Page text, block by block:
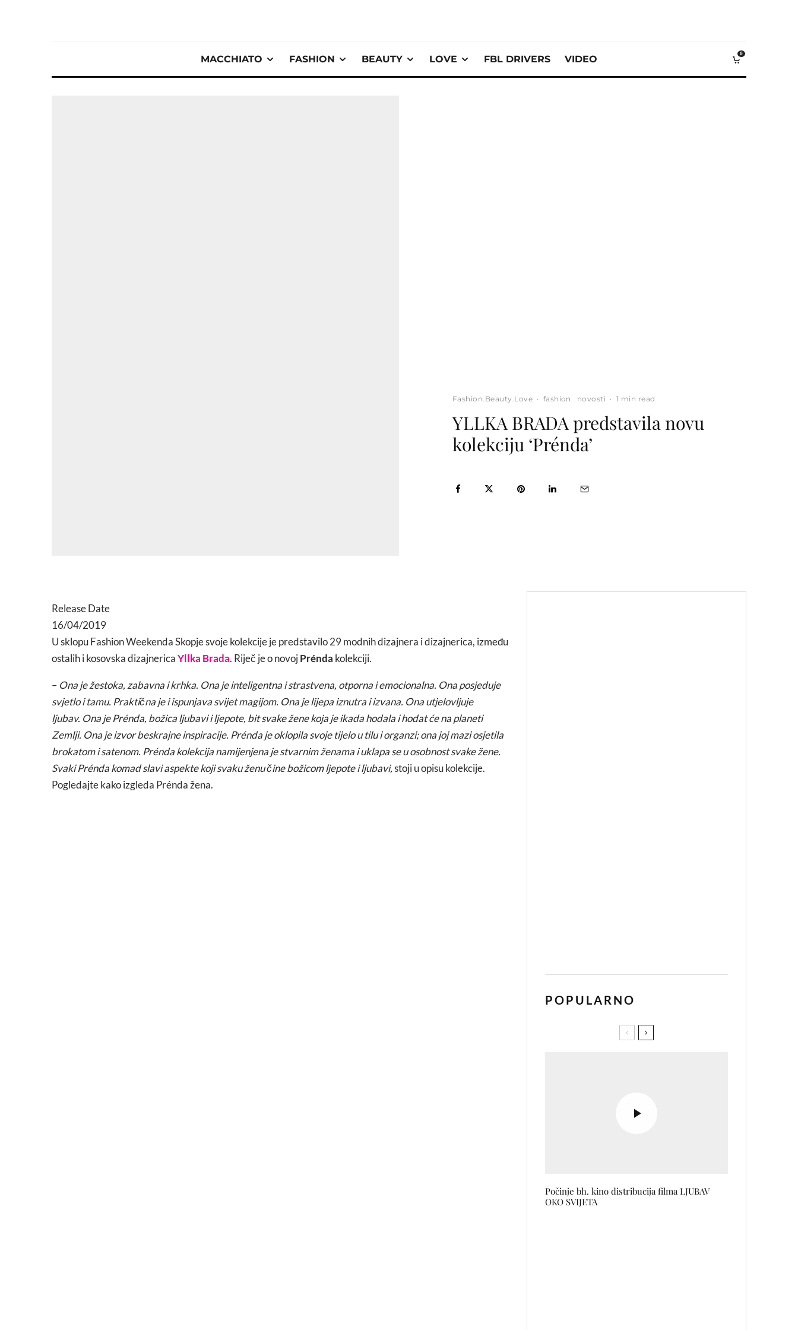
MACCHIATO FASHION BEAUTY LOVE FBL DRIVERS VIDEO 0
Fashion.Beauty.Love · fashion novosti · 1 min read
YLLKA BRADA predstavila novu
kolekciju ‘Prénda’
Release Date
16/04/2019
U sklopu Fashion Weekenda Skopje svoje kolekcije je predstavilo 29 modnih dizajnera i dizajnerica, između
ostalih i kosovska dizajnericaYllka Brada. Riječ je o novojPrénda kolekciji.
– Ona je žestoka, zabavna i krhka. Ona je inteligentna i strastvena, otporna i emocionalna. Ona posjeduje
svjetlo i tamu. Praktična je i ispunjava svijet magijom. Ona je lijepa iznutra i izvana. Ona utjelovljuje
ljubav. Ona je Prénda, božica ljubavi i ljepote, bit svake žene koja je ikada hodala i hodat će na planeti
Zemlji. Ona je izvor beskrajne inspiracije. Prénda je oklopila svoje tijelo u tilu i organzi; ona joj mazi osjetila
brokatom i satenom. Prénda kolekcija namijenjena je stvarnim ženama i uklapa se u osobnost svake žene.
Svaki Prénda komad slavi aspekte koji svaku ženu čine božicom ljepote i ljubavi,stoji u opisu kolekcije.
Pogledajte kako izgleda Prénda žena.
POPULARNO
Počinje bh. kino distribucija filma LJUBAV
OKO SVIJETA